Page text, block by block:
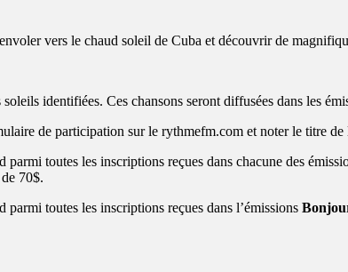
vers le chaud soleil de Cuba et découvrir de
identifiées. Ces chansons seront diffusées dans les
de participation sur le rythmefm.com et noter le titre
toutes les inscriptions reçues dans chacune des
70$.
toutes les inscriptions reçues dans l’émissions